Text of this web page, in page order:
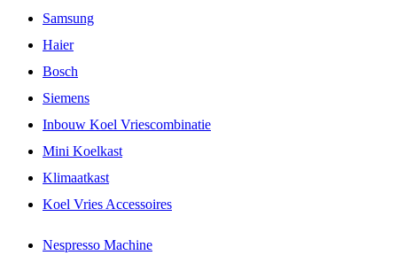
Samsung
Haier
Bosch
Siemens
Inbouw Koel Vriescombinatie
Mini Koelkast
Klimaatkast
Koel Vries Accessoires
Nespresso Machine